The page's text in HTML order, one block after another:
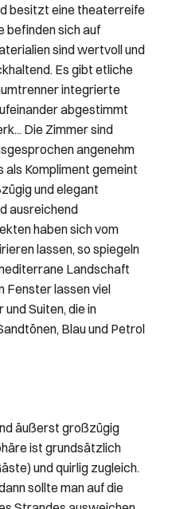
besitzt eine theaterreife
befinden sich auf
sind wertvoll und
Es gibt etliche
integrierte
abgestimmt
Die Zimmer sind
angenehm
als Kompliment gemeint
und elegant
ausreichend
haben sich vom
lassen, so spiegeln
Landschaft
Fenster lassen viel
Suiten, die in
Blau und Petrol
äußerst großzügig
ist grundsätzlich
und quirlig zugleich.
sollte man auf die